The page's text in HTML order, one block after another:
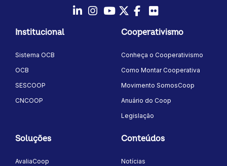
Instagram
YoutubeTwitter/X
Facebook
Institucional
Sistema OCB
OCB
SESCOOP
CNCOOP
Cooperativismo
Conheça o Cooperativismo
Como Montar Cooperativa
Movimento SomosCoop
Anuário do Coop
Legislação
Soluções
AvaliaCoop
Conteúdos
Notícias